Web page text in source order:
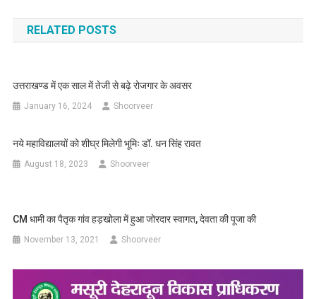
navigation
RELATED POSTS
उत्तराखण्ड में एक साल में तेजी से बढ़े रोजगार के अवसर
January 16, 2024 Shoorveer
नये महाविद्यालयों को शीघ्र मिलेगी भूमिः डॉ. धन सिंह रावत
August 18, 2023 Shoorveer
CM धामी का पैतृक गांव हड़खोला में हुआ जोरदार स्वागत, देवता की पूजा की
November 13, 2021 Shoorveer